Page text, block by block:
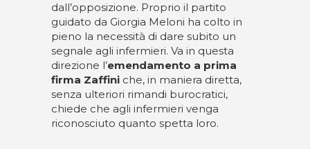
dall’opposizione. Proprio il partito
guidato da Giorgia Meloni ha colto in
pieno la necessità di dare subito un
segnale agli infermieri. Va in questa
direzione l’emendamento a prima
firma Zaffini che, in maniera diretta,
senza ulteriori rimandi burocratici,
chiede che agli infermieri venga
riconosciuto quanto spetta loro.